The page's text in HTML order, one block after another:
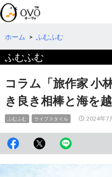
検
索
コ
テ
へ
ホーム > ふむふむ
ふむふむ
コラム「旅作家 小
き良き相棒と海を
ふむふむ ライフスタイル 2024年7